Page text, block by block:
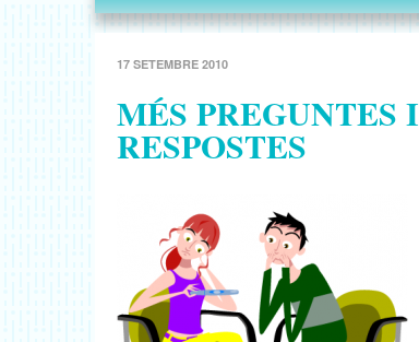
17 SETEMBRE 2010
MÉS PREGUNTES I
RESPOSTES